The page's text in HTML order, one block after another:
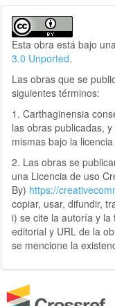
Esta obra está bajo
3.0 Unported.
Las obras que se
siguientes términos:
1. Carthaginensia
las obras publicadas,
mismas bajo la
2. Las obras se
una Licencia de uso
By) https://
copiar, usar, difundir,
i) se cite la autoría y la
editorial y URL de la
se mencione la